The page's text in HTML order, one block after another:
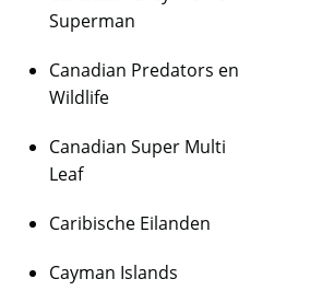
Eagle 1 oz 2018
voorraad
Superman
Canadian Predators en
Wildlife
Canadian Super Multi
Leaf
Caribische Eilanden
Cayman Islands